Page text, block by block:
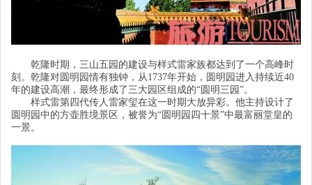
乾隆时期，三山五园的建设与样式雷家族都达到了一个高峰时
刻。乾隆对圆明园情有独钟，从 1737年开始，圆明园进入持续近40
年的建设高潮，最终形成了三大园区组成的“圆明三园”。
样式雷第四代传人雷家玺在这一时期大放异彩。他主持设计了
圆明园中的方壶胜境景区，被誉为“圆明园四十景”中最富丽堂皇的
一景。